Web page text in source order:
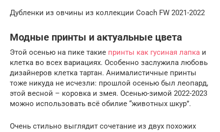
Дубленки из овчины из коллекции Coach FW 2021-2022
Модные принты и актуальные цвета
Этой осенью на пике такие принты как гусиная лапка и
клетка во всех вариациях. Особенно заслужила любовь
дизайнеров клетка тартан. Анималистичные принты
тоже никуда не исчезли: прошлой осенью был леопард,
этой весной – коровка и змея. Осенью-зимой 2022-2023
можно использовать всё обилие “животных шкур”.
Очень стильно выглядит сочетание из двух похожих